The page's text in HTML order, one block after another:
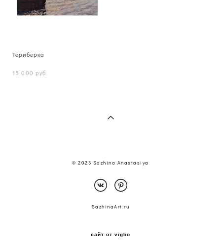
Териберка
15 000 pуб.
© 2023 Sazhina Anastasiya
SazhinaArt.ru
сайт от vigbo